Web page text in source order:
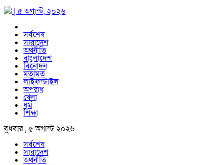
| ৫ অগাস্ট, ২০২৬
সর্বশেষ
সারাদেশ
অর্থনীতি
বাংলাদেশ
বিনোদন
মতামত
লাইফস্টাইল
অপরাধ
খেলা
ধর্ম
শিক্ষা
বুধবার , ৫ অগাস্ট ২০২৬
সর্বশেষ
সারাদেশ
অর্থনীতি